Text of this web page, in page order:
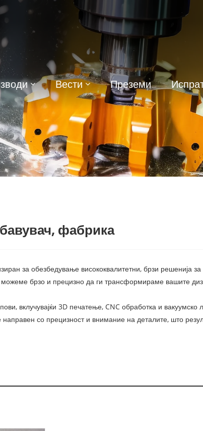
Вести Преземи
фабрика
за обезбедување висококвалитетни, брзи решенија
брзо и прецизно да ги трансформираме вашите
вклучувајќи 3D печатење, CNC обработка и
со прецизност и внимание на деталите, што